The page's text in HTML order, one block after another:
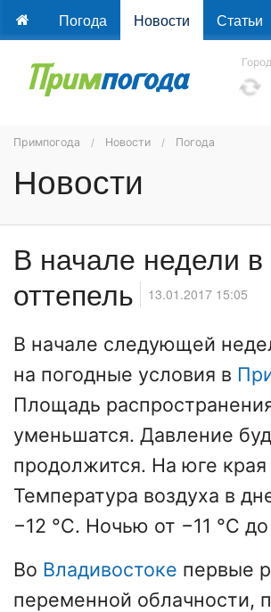
Погода Новости Статьи
Город
Примпогода Новости Погода
Новости
В начале недели
оттепель
13.01.2017 15:05
В начале следующей
на погодные условия в
Площадь
уменьшатся. Давление
продолжится. На юге
Температура воздуха в
−12 °С. Ночью от −11 °С
Во Владивостоке первые
переменной облачности,